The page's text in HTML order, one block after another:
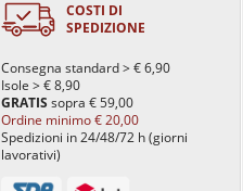
COSTI DI
SPEDIZIONE
Consegna standard > € 6,90
Isole > € 8,90
GRATIS sopra € 59,00
Ordine minimo € 20,00
Spedizioni in 24/48/72 h (giorni
lavorativi)